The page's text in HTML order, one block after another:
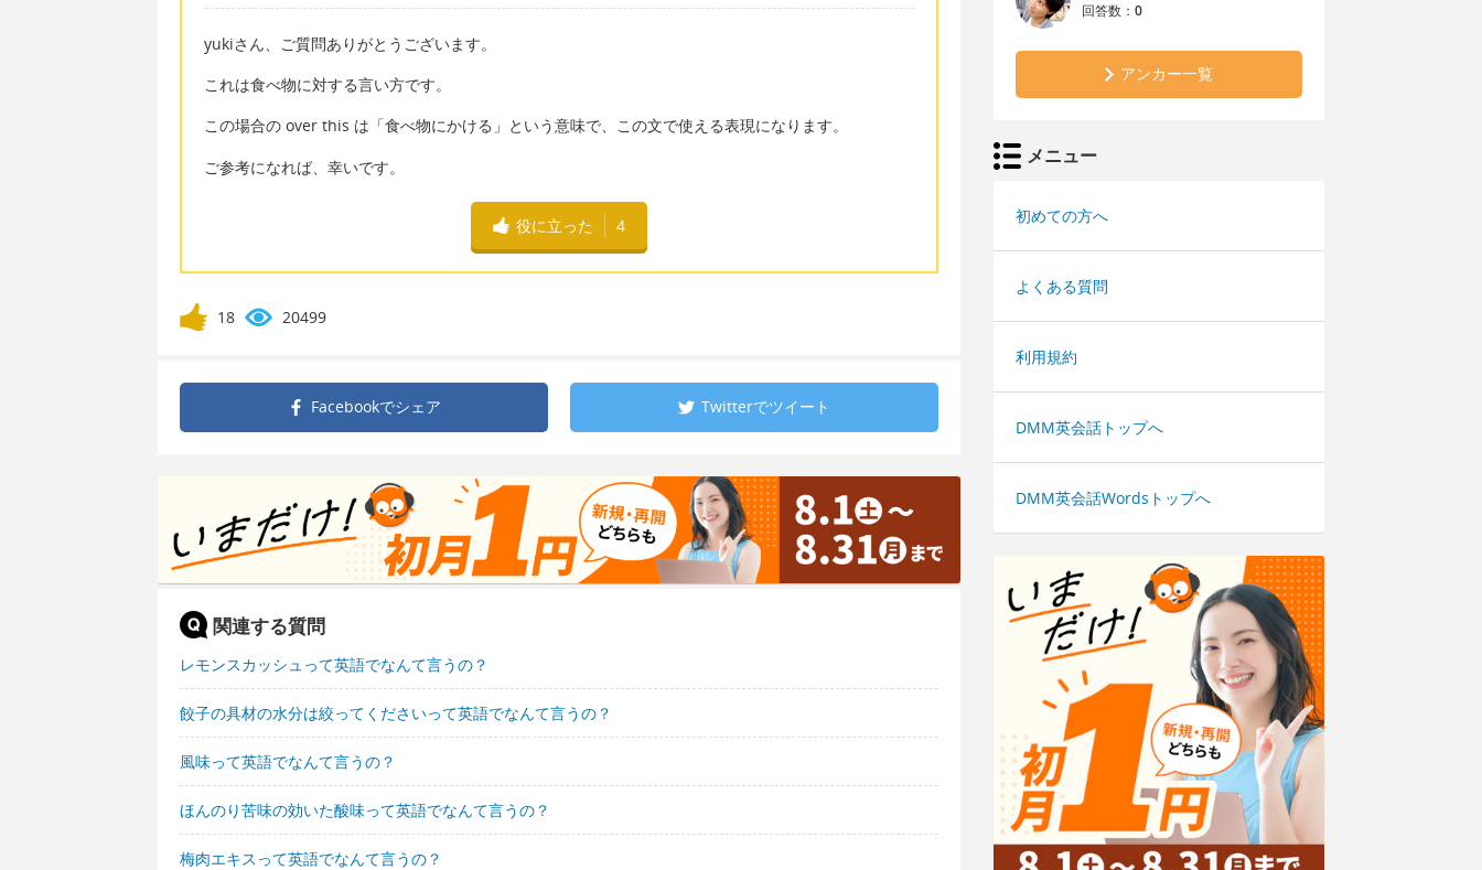
yukiさん、ご質問ありがとうございます。
これは食べ物に対する言い方です。
この場合の over this は「食べ物にかける」という意味で、この文で使える表現になります。
ご参考になれば、幸いです。
役に立った 4
18 20499
Facebookでシェア Twitterでツイート
関連する質問
レモンスカッシュって英語でなんて言うの？
餃子の具材の水分は絞ってくださいって英語でなんて言うの？
風味って英語でなんて言うの？
ほんのり苦味の効いた酸味って英語でなんて言うの？
梅肉エキスって英語でなんて言うの？
回答数： 0
アンカー一覧
メニュー
初めての方へ
よくある質問
利用規約
DMM英会話トップへ
DMM英会話Wordsトップへ